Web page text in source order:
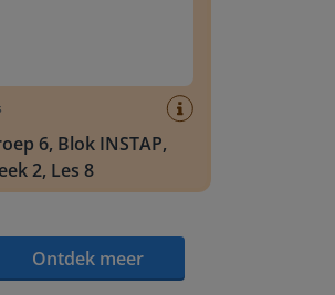
6, Blok INSTAP,
2, Les 8
Ontdek meer